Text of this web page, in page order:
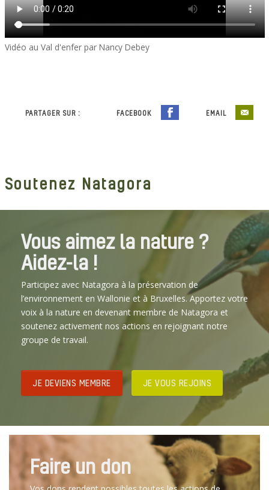
Vidéo au Val d'enfer par Nancy Debey
PARTAGER SUR : FACEBOOK EMAIL
Soutenez Natagora
Vous aimez la nature ?
Aidez-la !
Participez avec Natagora à la préservation de
l’environnement en Wallonie et à Bruxelles. Apportez votre
voix à la nature en devenant membre de Natagora et
soutenez activement nos actions en rejoignant notre
groupe de travail.
JE DEVIENS MEMBRE JE VOUS REJOINS
Faire un don